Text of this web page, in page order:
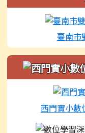
臺南市
西門實小數